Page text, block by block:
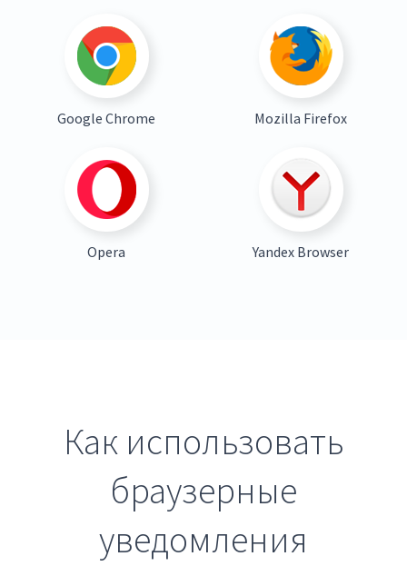
Google Chrome Mozilla Firefox
Opera Yandex Browser
Как использовать
браузерные
уведомления